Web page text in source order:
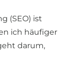
(SEO) ist
ich häufiger
darum,